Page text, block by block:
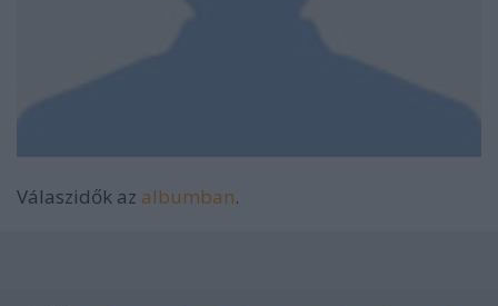
Válaszidők az albumban.